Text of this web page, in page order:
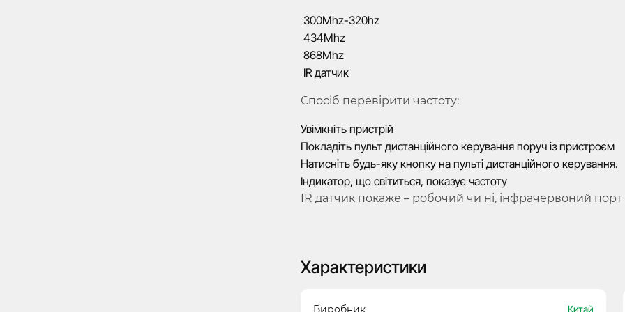
300Mhz-320hz
434Mhz
868Mhz
IR датчик
Спосіб перевірити частоту:
Увімкніть пристрій
Покладіть пульт дистанційного керування поруч із пристроєм
Натисніть будь-яку кнопку на пульті дистанційного керування.
Індикатор, що світиться, показує частоту
IR датчик покаже – робочий чи ні, інфрачервоний порт
Характеристики
Виробник Китай